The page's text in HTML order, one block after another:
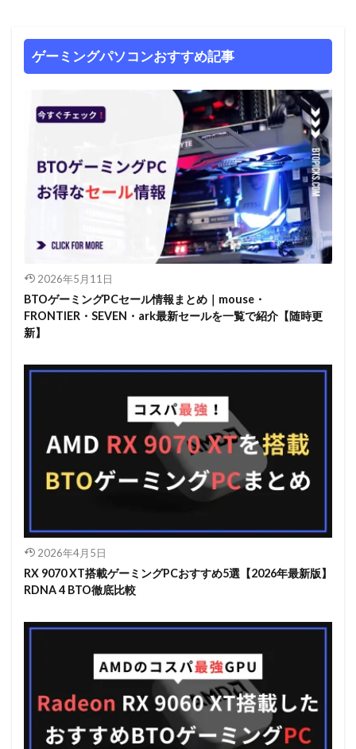
ゲーミングパソコンおすすめ記事
2026年5月11日
BTOゲーミングPCセール情報まとめ｜mouse・
FRONTIER・SEVEN・ark最新セールを一覧で紹介【随時更
新】
2026年4月5日
RX 9070 XT搭載ゲーミングPCおすすめ5選【2026年最新版】
RDNA 4 BTO徹底比較